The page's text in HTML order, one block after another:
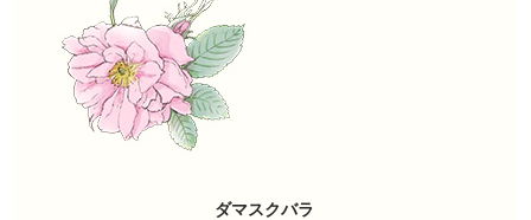
ダマスクバラ